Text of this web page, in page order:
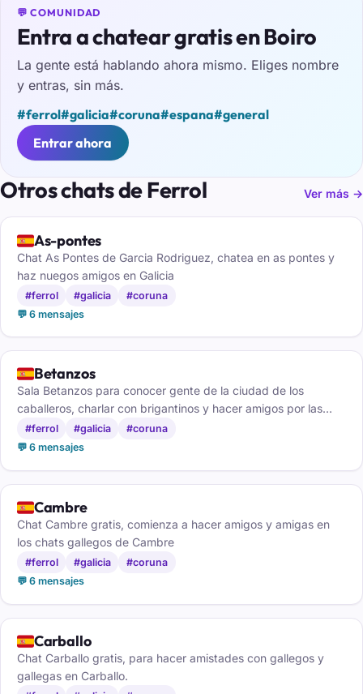
💬 COMUNIDAD
Entra a chatear gratis en Boiro
La gente está hablando ahora mismo. Eliges nombre
y entras, sin más.
#ferrol#galicia#coruna#espana#general
Entrar ahora
Otros chats de Ferrol Ver más →
🇪🇸As-pontes
Chat As Pontes de Garcia Rodriguez, chatea en as pontes y
haz nuegos amigos en Galicia
#ferrol #galicia
#coruna
💬 6 mensajes
🇪🇸Betanzos
Sala Betanzos para conocer gente de la ciudad de los
caballeros, charlar con brigantinos y hacer amigos por las
Mariñas coruñesas.
#ferrol #galicia
#coruna
💬 6 mensajes
🇪🇸Cambre
Chat Cambre gratis, comienza a hacer amigos y amigas en
los chats gallegos de Cambre
#ferrol #galicia
#coruna
💬 6 mensajes
🇪🇸Carballo
Chat Carballo gratis, para hacer amistades con gallegos y
gallegas en Carballo.